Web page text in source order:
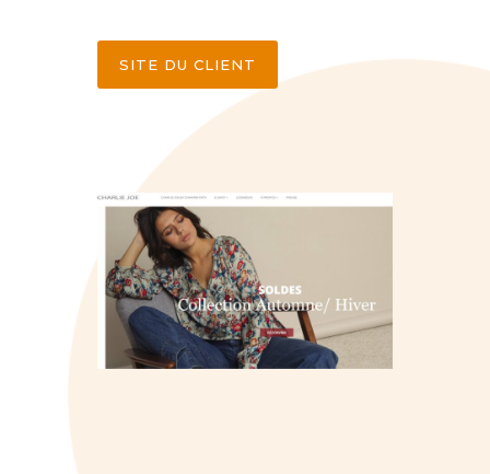
SITE DU CLIENT